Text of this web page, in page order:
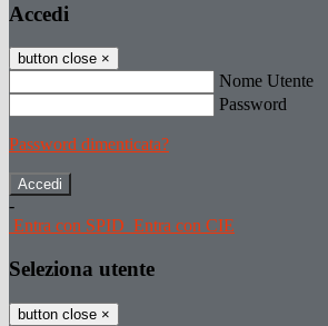
Accedi
button close ×
Nome Utente
Password
Password dimenticata?
-
Entra con SPID Entra con CIE
Seleziona utente
button close ×